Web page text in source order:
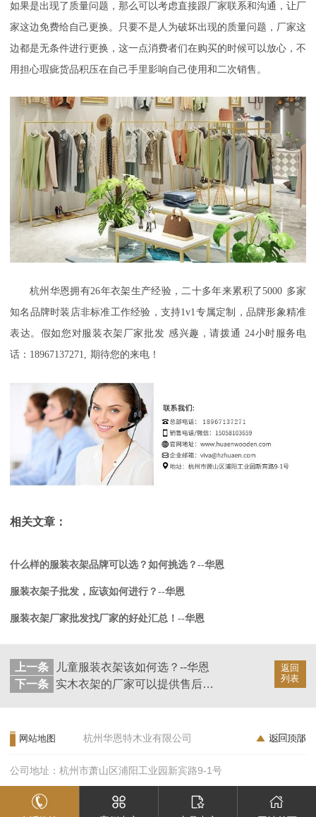
如果是出现了质量问题，那么可以考虑直接跟厂家联系和沟通，让厂
家这边免费给自己更换。只要不是人为破坏出现的质量问题，厂家这
边都是无条件进行更换，这一点消费者们在购买的时候可以放心，不
用担心瑕疵货品积压在自己手里影响自己使用和二次销售。
杭州华恩拥有26年衣架生产经验，二十多年来累积了5000 多家
知名品牌时装店非标准工作经验，支持1v1 专属定制，品牌形象精准
表达。假如您对服装衣架厂家批发 感兴趣，请拨通 24小时服务电
话： 18967137271, 期待您的来电！
相关文章：
什么样的服装衣架品牌可以选？如何挑选？--华恩
服装衣架子批发，应该如何进行？--华恩
服装衣架厂家批发找厂家的好处汇总！--华恩
返回
列表
上一条
儿童服装衣架该如何选？--华恩
下一条
实木衣架的厂家可以提供售后服务吗？--华恩
网站地图 杭州华恩特木业有限公司
公司地址：杭州市萧山区浦阳工业园新宾路9-1号